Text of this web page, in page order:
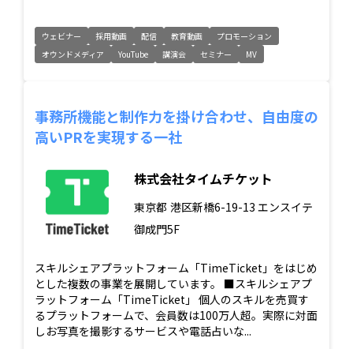
ウェビナー 採用動画 配信 教育動画
プロモーション
オウンドメディア
YouTube 講演会 セミナー MV
事務所機能と制作力を掛け合わせ、自由度の
高いPRを実現する一社
株式会社タイムチケット
東京都 港区新橋6-19-13 エンスイテ
御成門5F
スキルシェアプラットフォーム「TimeTicket」をはじめ
とした複数の事業を展開しています。 ■スキルシェアプ
ラットフォーム「TimeTicket」 個人のスキルを売買す
るプラットフォームで、会員数は100万人超。実際に対面
しお写真を撮影するサービスや電話占いな...